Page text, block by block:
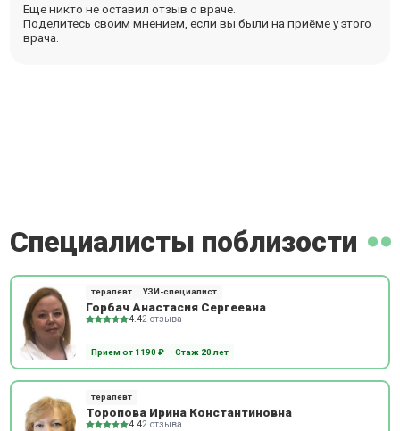
Еще никто не оставил отзыв о враче.
Поделитесь своим мнением, если вы были на приёме у этого
врача.
Специалисты поблизости
терапевт УЗИ-специалист
Горбач Анастасия Сергеевна
4.42 отзыва
Прием от 1190 ₽ Стаж 20 лет
терапевт
Торопова Ирина Константиновна
4.42 отзыва